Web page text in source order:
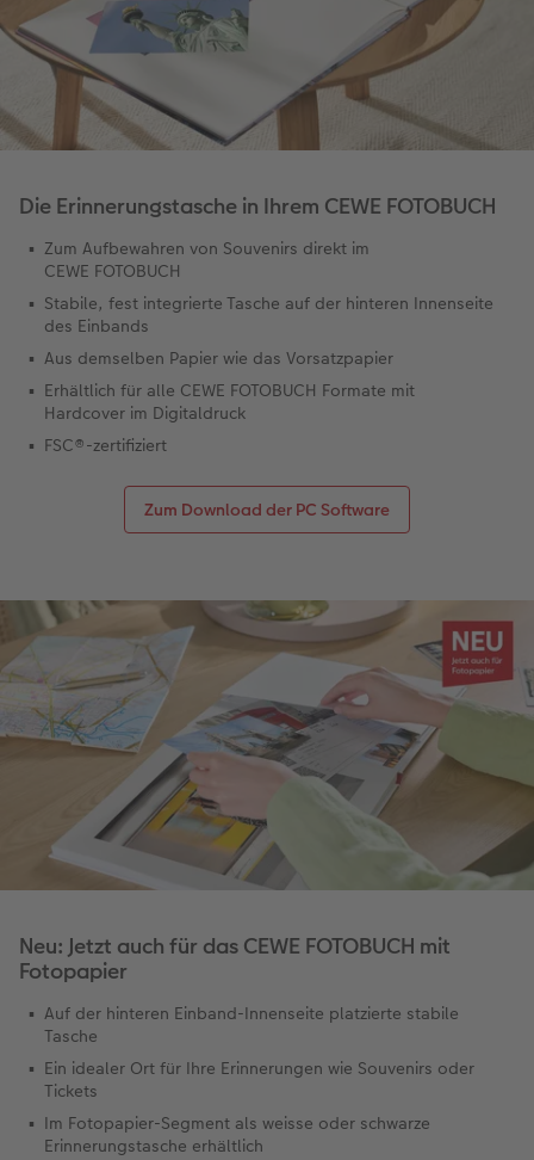
Coffeetable Book «Art Collection»
CEWE FOTOBUCH per PDF
Zubehör
Wandgestaltung
CEWE myPhotos
Foto-Leckerlidose
Neuheiten
Die Erinnerungstasche in Ihrem CEWE FOTOBUCH
Zum Aufbewahren von Souvenirs direkt im
CEWE FOTOBUCH
Stabile, fest integrierte Tasche auf der hinteren Innenseite
des Einbands
Aus demselben Papier wie das Vorsatzpapier
Erhältlich für alle CEWE FOTOBUCH Formate mit
Hardcover im Digitaldruck
FSC®-zertifiziert
Zum Download der PC Software
Neu: Jetzt auch für das CEWE FOTOBUCH mit
Fotopapier
Auf der hinteren Einband-Innenseite platzierte stabile
Tasche
Ein idealer Ort für Ihre Erinnerungen wie Souvenirs oder
Tickets
Im Fotopapier-Segment als weisse oder schwarze
Erinnerungstasche erhältlich